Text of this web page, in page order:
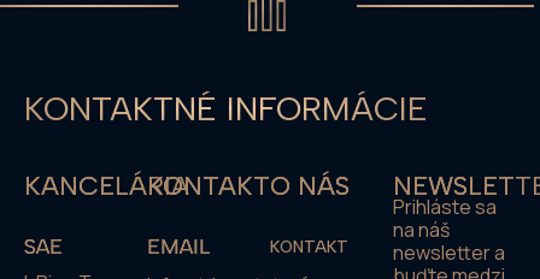
KONTAKTNÉ INFORMÁCIE
KANCELÁRIA
SAE
KONTAKT
EMAIL
O NÁS
KONTAKT
Prihláste sa
na náš
newsletter a